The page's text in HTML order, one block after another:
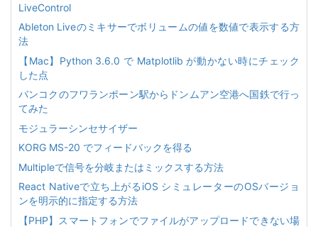
LiveControl
Ableton Liveのミキサーでボリュームの値を数値で表示する方
法
【Mac】Python 3.6.0 で Matplotlib が動かない時にチェック
した点
バンコクのフワランポーン駅からドンムアン空港へ国鉄で行っ
てみた
モジュラーシンセサイザー
KORG MS-20 でフィードバックを得る
Multipleで信号を分岐またはミックスする方法
React Nativeで立ち上がるiOS シミュレーターのOSバージョ
ンを明示的に指定する方法
【PHP】スマートフォンでファイルがアップロードできない場